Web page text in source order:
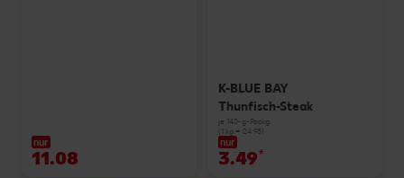
nur
11.08
K-BLUE BAY
Thunfisch-Steak
je 140-g-Packg.
(1 kg = 24.93)
nur
3.49*